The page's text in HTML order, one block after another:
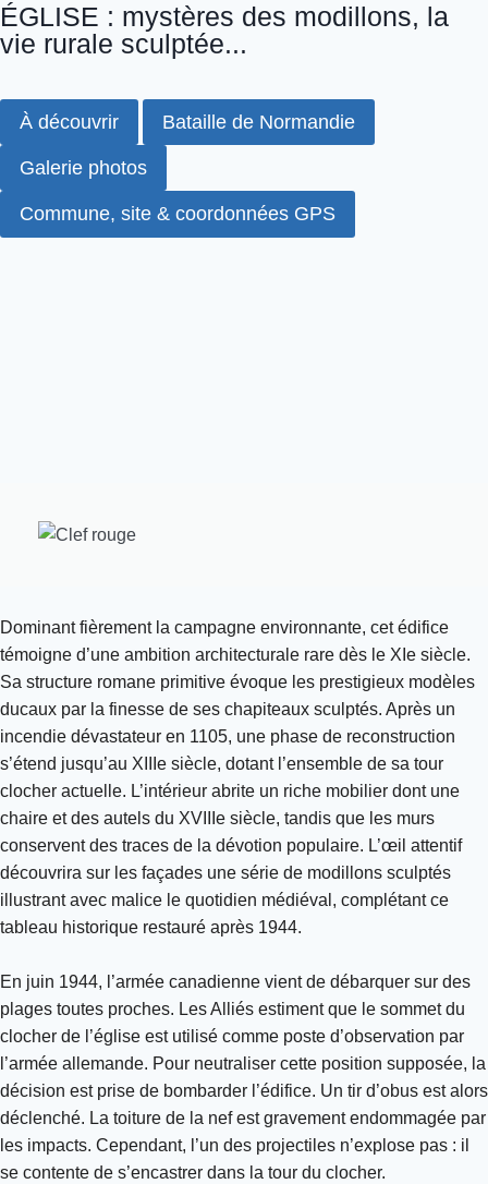
ÉGLISE : mystères des modillons, la
vie rurale sculptée...
À découvrir Bataille de Normandie
Galerie photos
Commune, site & coordonnées GPS
Dominant fièrement la campagne environnante, cet édifice
témoigne d’une ambition architecturale rare dès le XIe siècle.
Sa structure romane primitive évoque les prestigieux modèles
ducaux par la finesse de ses chapiteaux sculptés. Après un
incendie dévastateur en 1105, une phase de reconstruction
s’étend jusqu’au XIIIe siècle, dotant l’ensemble de sa tour
clocher actuelle. L’intérieur abrite un riche mobilier dont une
chaire et des autels du XVIIIe siècle, tandis que les murs
conservent des traces de la dévotion populaire. L’œil attentif
découvrira sur les façades une série de modillons sculptés
illustrant avec malice le quotidien médiéval, complétant ce
tableau historique restauré après 1944.
En juin 1944, l’armée canadienne vient de débarquer sur des
plages toutes proches. Les Alliés estiment que le sommet du
clocher de l’église est utilisé comme poste d’observation par
l’armée allemande. Pour neutraliser cette position supposée, la
décision est prise de bombarder l’édifice. Un tir d’obus est alors
déclenché. La toiture de la nef est gravement endommagée par
les impacts. Cependant, l’un des projectiles n’explose pas : il
se contente de s’encastrer dans la tour du clocher.